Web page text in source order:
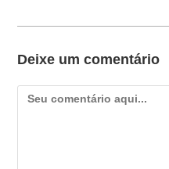
Deixe um comentário